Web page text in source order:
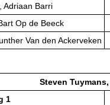
Adriaan Barri
Op de Beeck
Van den Ackerveken
Steven
1